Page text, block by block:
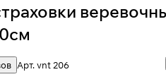
Арт.vnt 206